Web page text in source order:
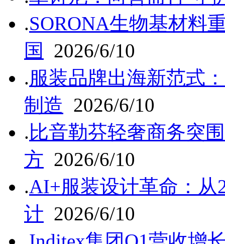
.SORONA生物基材料
国
2026/6/10
.服装品牌出海新范式
制造 2026/6/10
.比音勒芬轻奢商务突
方 2026/6/10
.AI+服装设计革命：从
计 2026/6/10